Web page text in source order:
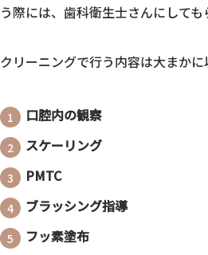
う際には、歯科衛生士さんにしても
クリーニングで行う内容は大まかに
口腔内の観察
スケーリング
PMTC
ブラッシング指導
フッ素塗布